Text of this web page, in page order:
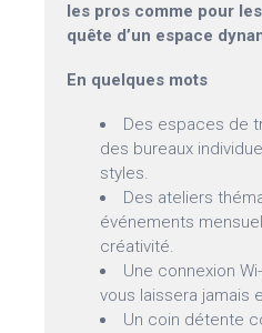
les pros comme pour
quête d’un espace
En quelques mots
Des espaces de
des bureaux
styles.
Des ateliers
événements
créativité.
Une connexion
vous laissera jamais
Un coin détente